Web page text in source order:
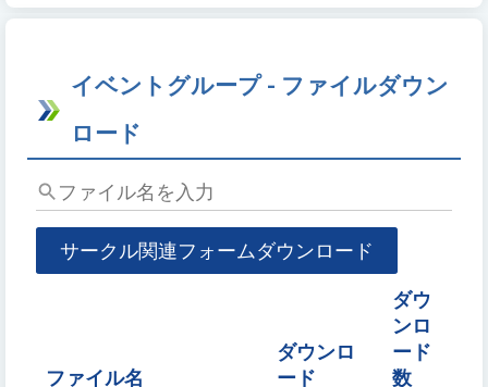
イベントグループ - ファイルダウン
ロード
フ
ァ
力
サークル関連フォームダウンロード
ファイル名
ダウンロ
ード
ダウ
ンロ
ード
数